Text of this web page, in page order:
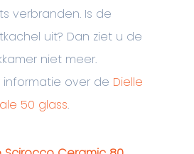
verbranden. Is de
uit? Dan ziet u de
niet meer.
informatie over de Dielle
50 glass.